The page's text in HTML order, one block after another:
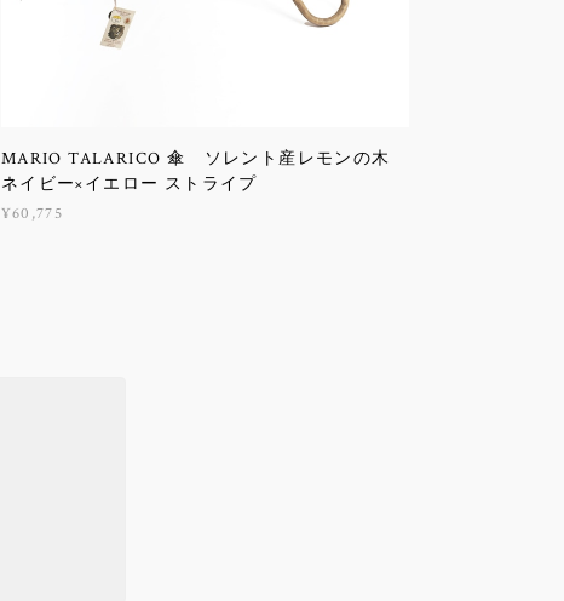
MARIO TALARICO 傘 ソレント産レモンの木
ネイビー×イエロー ストライプ
¥60,775